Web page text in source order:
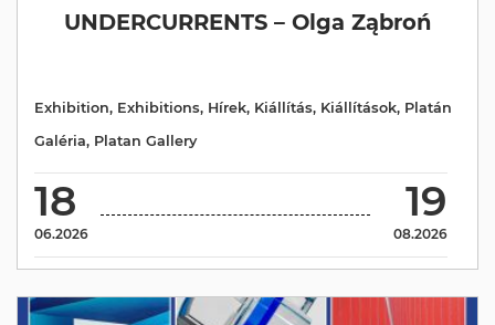
UNDERCURRENTS – Olga Ząbroń
18
06.2026
19
08.2026
Exhibition, Exhibitions, Hírek, Kiállítás, Kiállítások, Platán
Galéria, Platan Gallery